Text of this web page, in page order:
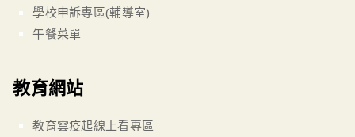
學校申訴專區(輔導室)
午餐菜單
教育網站
教育雲疫起線上看專區